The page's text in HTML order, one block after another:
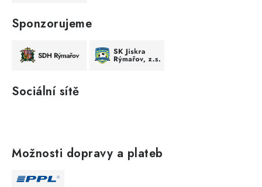
Sponzorujeme
Sociální sítě
Možnosti dopravy a plateb